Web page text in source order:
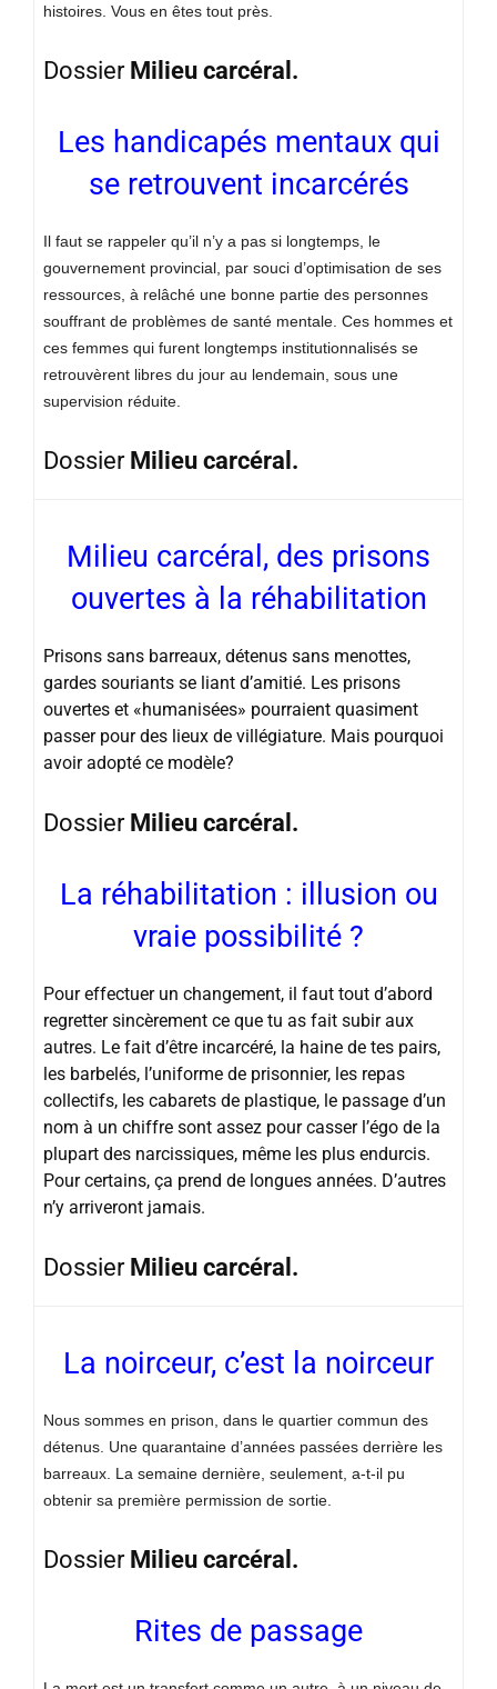
histoires. Vous en êtes tout près.
DossierMilieu carcéral.
Les handicapés mentaux qui
se retrouvent incarcérés
Il faut se rappeler qu’il n’y a pas si longtemps, le
gouvernement provincial, par souci d’optimisation de ses
ressources, à relâché une bonne partie des personnes
souffrant de problèmes de santé mentale. Ces hommes et
ces femmes qui furent longtemps institutionnalisés se
retrouvèrent libres du jour au lendemain, sous une
supervision réduite.
DossierMilieu carcéral.
Milieu carcéral, des prisons
ouvertes à la réhabilitation
Prisons sans barreaux, détenus sans menottes,
gardes souriants se liant d’amitié. Les prisons
ouvertes et «humanisées» pourraient quasiment
passer pour des lieux de villégiature. Mais pourquoi
avoir adopté ce modèle?
DossierMilieu carcéral.
La réhabilitation : illusion ou
vraie possibilité ?
Pour effectuer un changement, il faut tout d’abord
regretter sincèrement ce que tu as fait subir aux
autres. Le fait d’être incarcéré, la haine de tes pairs,
les barbelés, l’uniforme de prisonnier, les repas
collectifs, les cabarets de plastique, le passage d’un
nom à un chiffre sont assez pour casser l’égo de la
plupart des narcissiques, même les plus endurcis.
Pour certains, ça prend de longues années. D’autres
n’y arriveront jamais.
DossierMilieu carcéral.
La noirceur, c’est la noirceur
Nous sommes en prison, dans le quartier commun des
détenus. Une quarantaine d’années passées derrière les
barreaux. La semaine dernière, seulement, a-t-il pu
obtenir sa première permission de sortie.
Dossier Milieu carcéral.
Rites de passage